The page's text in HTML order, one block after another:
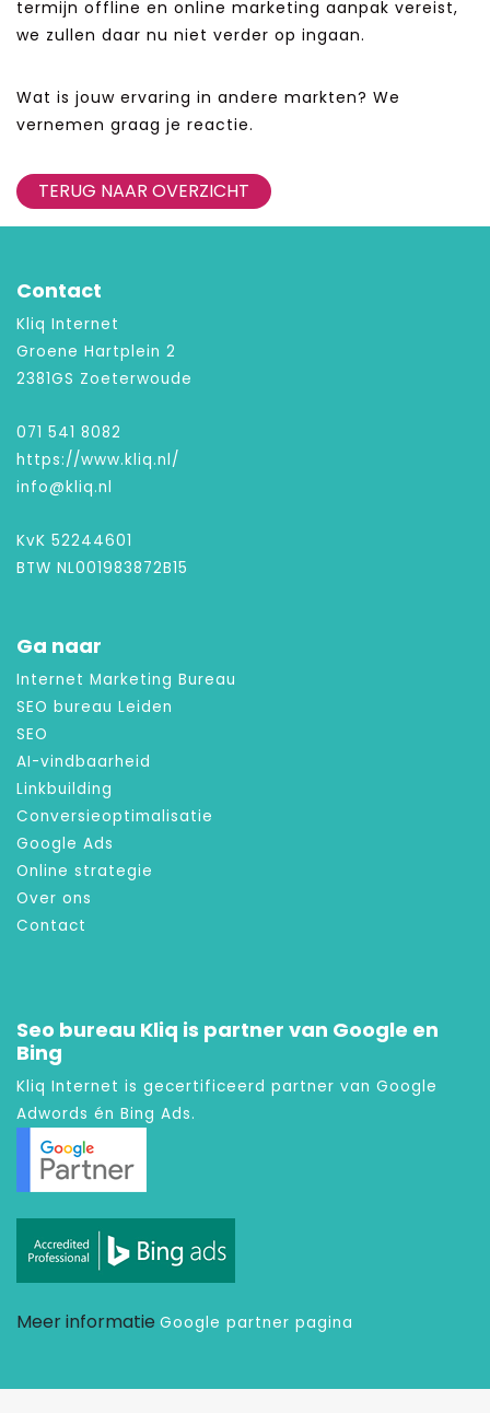
termijn offline en online marketing aanpak vereist,
we zullen daar nu niet verder op ingaan.
Wat is jouw ervaring in andere markten? We
vernemen graag je reactie.
TERUG NAAR OVERZICHT
Contact
Kliq Internet
Groene Hartplein 2
2381GS Zoeterwoude
071 541 8082
https://www.kliq.nl/
info@kliq.nl
KvK 52244601
BTW NL001983872B15
Ga naar
Internet Marketing Bureau
SEO bureau Leiden
SEO
AI-vindbaarheid
Linkbuilding
Conversieoptimalisatie
Google Ads
Online strategie
Over ons
Contact
Seo bureau Kliq is partner van Google en
Bing
Kliq Internet is gecertificeerd partner van Google
Adwords én Bing Ads.
Meer informatie Google partner pagina